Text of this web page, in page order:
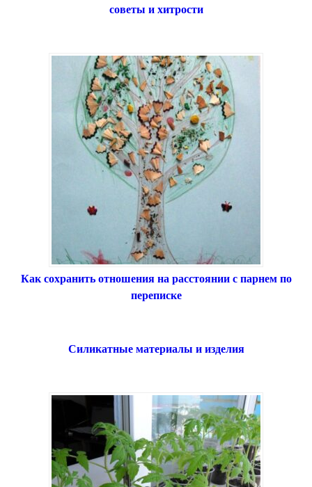
советы и хитрости
Как сохранить отношения на расстоянии с парнем по
переписке
Силикатные материалы и изделия